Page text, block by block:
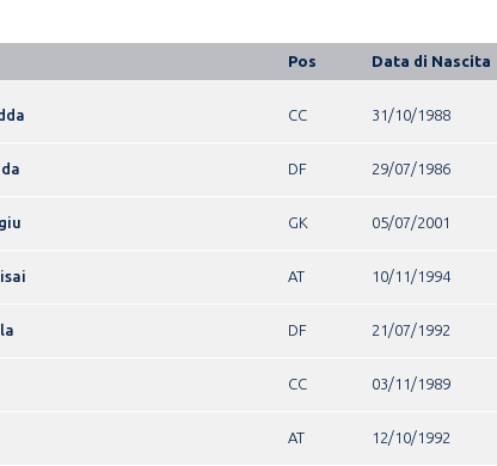
Pos Data di Nascita
CC 31/10/1988
DF 29/07/1986
GK 05/07/2001
AT 10/11/1994
DF 21/07/1992
CC 03/11/1989
AT 12/10/1992